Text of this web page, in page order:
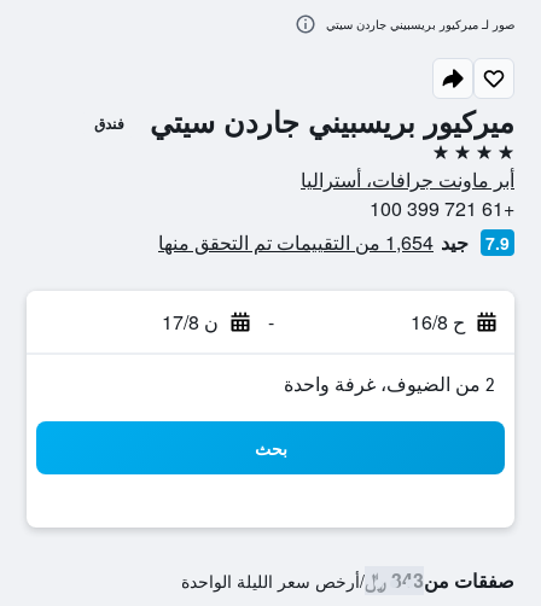
ميركيور بريسبيني جاردن سيتي فندق
4 نجوم
أبر ماونت جرافات، أستراليا
+61 721 399 100
7.9 جيد 1,654 من التقييمات تم التحقق منها
ح 16/8 - ن 17/8
2 من الضيوف، غرفة واحدة
بحث
صفقات من343 ﷼ /أرخص سعر الليلة الواحدة
صور لـ ميركيور بريسبيني جاردن سيتي